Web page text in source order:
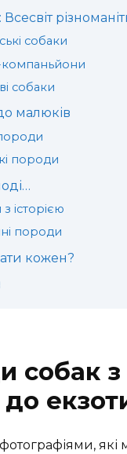
собаки
собаки
до малюків
породи
історією
породи
кожен?
собак